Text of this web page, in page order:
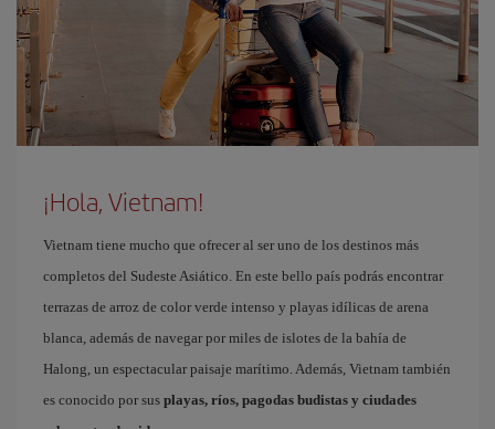
¡Hola, Vietnam!
Vietnam tiene mucho que ofrecer al ser uno de los destinos más
completos del Sudeste Asiático. En este bello país podrás encontrar
terrazas de arroz de color verde intenso y playas idílicas de arena
blanca, además de navegar por miles de islotes de la bahía de
Halong, un espectacular paisaje marítimo. Además, Vietnam también
es conocido por sus playas, ríos, pagodas budistas y ciudades